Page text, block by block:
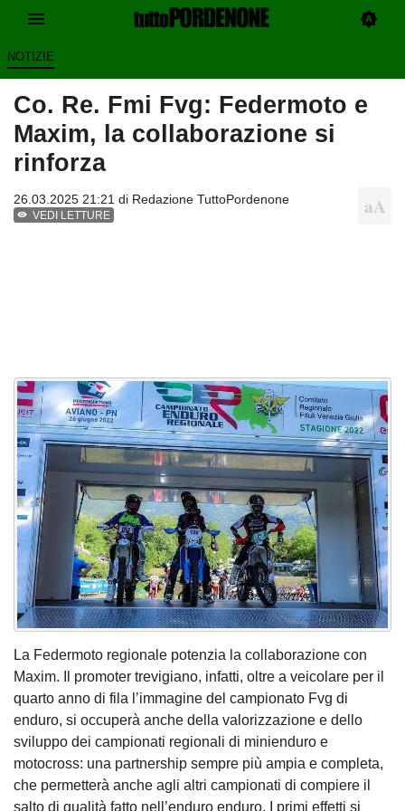
NOTIZIE
Co. Re. Fmi Fvg: Federmoto e
Maxim, la collaborazione si
rinforza
26.03.2025 21:21 di Redazione TuttoPordenone
VEDI LETTURE
La Federmoto regionale potenzia la collaborazione con
Maxim. Il promoter trevigiano, infatti, oltre a veicolare per il
quarto anno di fila l’immagine del campionato Fvg di
enduro, si occuperà anche della valorizzazione e dello
sviluppo dei campionati regionali di minienduro e
motocross: una partnership sempre più ampia e completa,
che permetterà anche agli altri campionati di compiere il
salto di qualità fatto nell’enduro enduro. I primi effetti si